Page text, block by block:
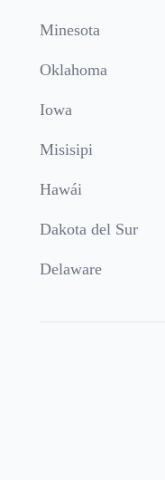
Minesota
Oklahoma
Iowa
Misisipi
Hawái
Dakota del Sur
Delaware